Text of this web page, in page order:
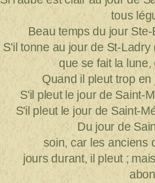
tous
Beau temps du jour
S'il tonne au jour de St-
que se fait la
Quand il pleut trop
S'il pleut le jour de Saint-
S'il pleut le jour de Saint-
Du jour de Saint-
soin, car les
jours durant, il pleut ;